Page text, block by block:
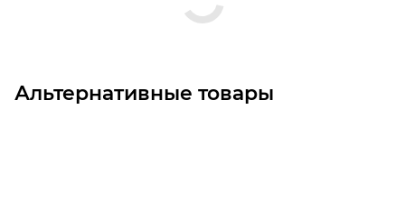
Альтернативные товары